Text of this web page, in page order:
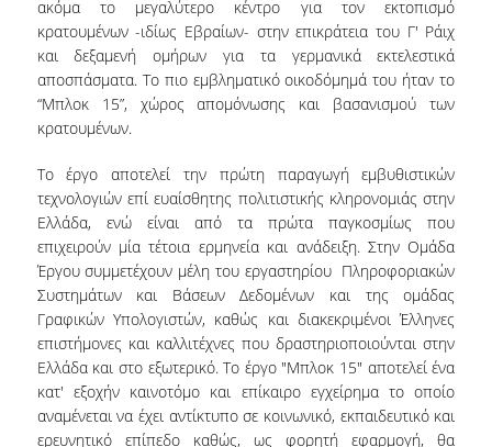
M.SC. PROGRAMS
DOCTORAL PROGRAM
QUALITY ASSURANCE
ACCREDITATION
AUEB QUALITY ASSURANCE UNIT
RESEARCH
RESEARCH LABS
RESEARCH GROUPS
PROJECTS
ακόμα το μεγαλύτερο κέντρο για τον εκτοπισμό
κρατουμένων -ιδίως Εβραίων- στην επικράτεια του Γ' Ράιχ
και δεξαμενή ομήρων για τα γερμανικά εκτελεστικά
αποσπάσματα. Το πιο εμβληματικό οικοδόμημά του ήταν το
“Μπλοκ 15”, χώρος απομόνωσης και βασανισμού των
κρατουμένων.
Το έργο αποτελεί την πρώτη παραγωγή εμβυθιστικών
τεχνολογιών επί ευαίσθητης πολιτιστικής κληρονομιάς στην
Ελλάδα, ενώ είναι από τα πρώτα παγκοσμίως που
επιχειρούν μία τέτοια ερμηνεία και ανάδειξη. Στην Ομάδα
Έργου συμμετέχουν μέλη του εργαστηρίου Πληροφοριακών
Συστημάτων και Βάσεων Δεδομένων και της ομάδας
Γραφικών Υπολογιστών, καθώς και διακεκριμένοι Έλληνες
επιστήμονες και καλλιτέχνες που δραστηριοποιούνται στην
Ελλάδα και στο εξωτερικό. Το έργο "Μπλοκ 15" αποτελεί ένα
κατ' εξοχήν καινοτόμο και επίκαιρο εγχείρημα το οποίο
αναμένεται να έχει αντίκτυπο σε κοινωνικό, εκπαιδευτικό και
ερευνητικό επίπεδο καθώς, ως φορητή εφαρμογή, θα